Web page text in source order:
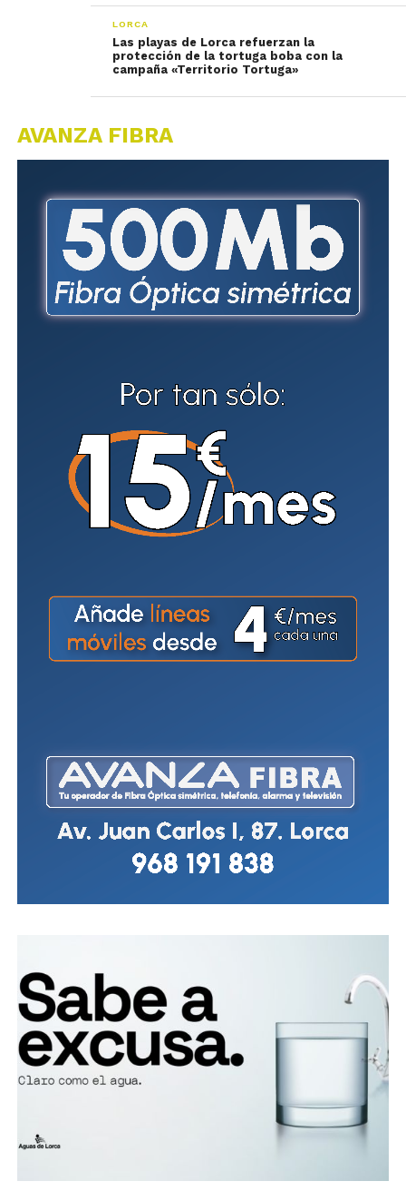
LORCA
Las playas de Lorca refuerzan la
protección de la tortuga boba con la
campaña «Territorio Tortuga»
AVANZA FIBRA